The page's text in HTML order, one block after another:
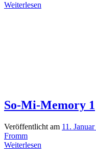
Weiterlesen
So-Mi-Memory 1
Veröffentlicht am 11.
Fromm
Weiterlesen